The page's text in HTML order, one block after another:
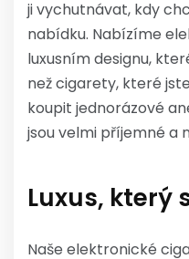
ji vychutnávat, kdy
nabídku. Nabízíme
luxusním designu,
než cigarety, které
koupit jednorázové
jsou velmi příjemné a
Luxus, který
Naše elektronické